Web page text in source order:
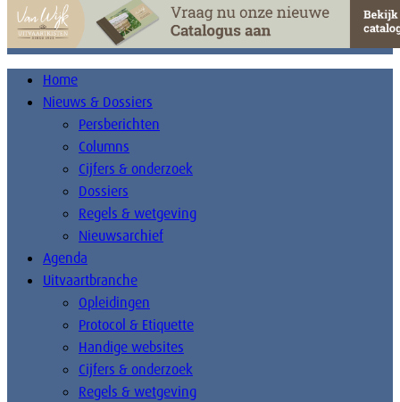
Home
Nieuws & Dossiers
Persberichten
Columns
Cijfers & onderzoek
Dossiers
Regels & wetgeving
Nieuwsarchief
Agenda
Uitvaartbranche
Opleidingen
Protocol & Etiquette
Handige websites
Cijfers & onderzoek
Regels & wetgeving